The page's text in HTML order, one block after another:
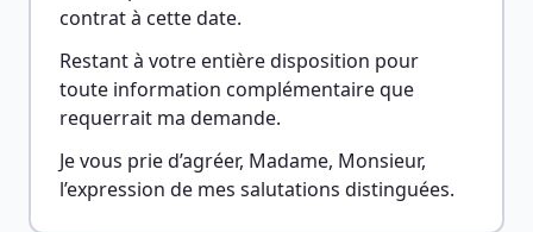
contrat à cette date.
Restant à votre entière disposition pour
toute information complémentaire que
requerrait ma demande.
Je vous prie d’agréer, Madame, Monsieur,
l’expression de mes salutations distinguées.